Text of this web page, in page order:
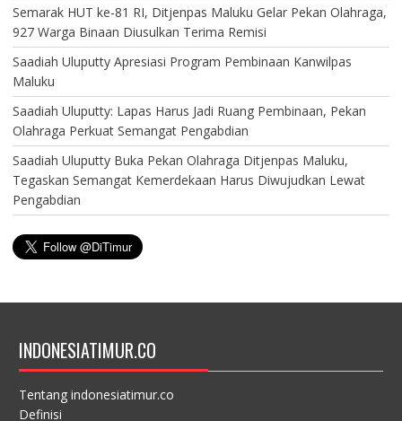
Semarak HUT ke-81 RI, Ditjenpas Maluku Gelar Pekan Olahraga,
927 Warga Binaan Diusulkan Terima Remisi
Saadiah Uluputty Apresiasi Program Pembinaan Kanwilpas
Maluku
Saadiah Uluputty: Lapas Harus Jadi Ruang Pembinaan, Pekan
Olahraga Perkuat Semangat Pengabdian
Saadiah Uluputty Buka Pekan Olahraga Ditjenpas Maluku,
Tegaskan Semangat Kemerdekaan Harus Diwujudkan Lewat
Pengabdian
INDONESIATIMUR.CO
Tentang indonesiatimur.co
Definisi